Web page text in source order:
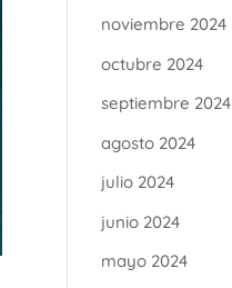
noviembre 2024
octubre 2024
septiembre 2024
agosto 2024
julio 2024
junio 2024
mayo 2024